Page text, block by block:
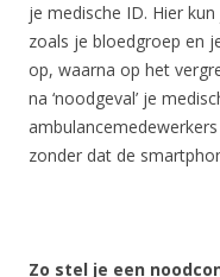
je medische ID. Hier
zoals je bloedgroep en
op, waarna op het
na ‘noodgeval’ je
zonder dat de
Zo stel je een